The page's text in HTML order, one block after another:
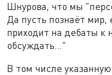
Шнурова, что мы
Да пусть познаёт мир,
приходит на дебаты к
обсуждать..."
В том числе